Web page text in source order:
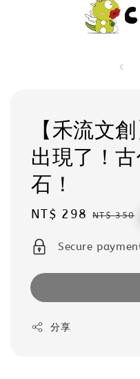
【禾流文
出現了！
石！
Sale
NT$ 298 Regular
NT$ 350
Secure
分享